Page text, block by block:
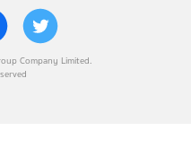
Company Limited.